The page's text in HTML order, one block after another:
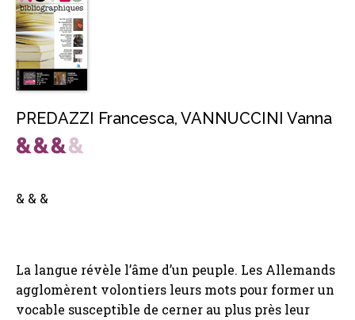
PREDAZZI Francesca, VANNUCCINI Vanna
& & &
La langue révèle l’âme d’un peuple. Les Allemands
agglomèrent volontiers leurs mots pour former un
vocable susceptible de cerner au plus près leur